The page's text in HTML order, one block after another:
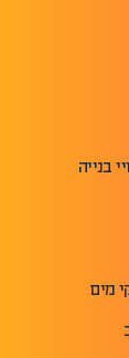
בנייה
מים